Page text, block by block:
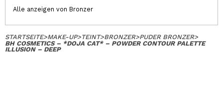
Alle anzeigen von Bronzer
STARTSEITE>MAKE-UP>TEINT>BRONZER>PUDER BRONZER>
BH COSMETICS – *DOJA CAT* – POWDER CONTOUR PALETTE
ILLUSION – DEEP